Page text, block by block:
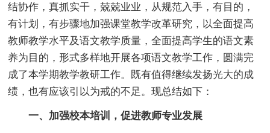
结协作，真抓实干，兢兢业业，从规范入手，有目的，
有计划，有步骤地加强课堂教学改革研究，以全面提高
教师教学水平及语文教学质量，全面提高学生的语文素
养为目的，形式多样地开展各项语文教学工作，圆满完
成了本学期教学教研工作。既有值得继续发扬光大的成
绩，也有应该引以为戒的不足。现总结如下：
一、加强校本培训，促进教师专业发展